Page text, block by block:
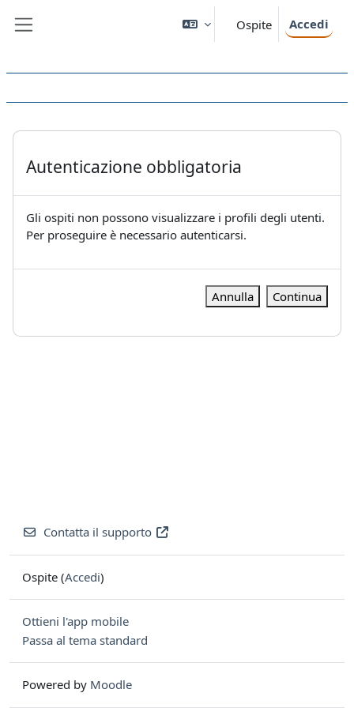
Ospite Accedi
Autenticazione obbligatoria
Gli ospiti non possono visualizzare i profili degli utenti.
Per proseguire è necessario autenticarsi.
Annulla Continua
Contatta il supporto
Ospite (Accedi)
Ottieni l'app mobile
Passa al tema standard
Powered by Moodle